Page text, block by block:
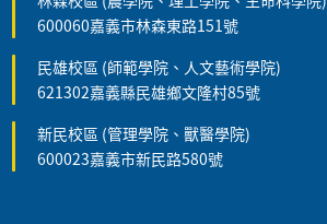
600060嘉義市林森東路151號
民雄校區 (師範學院、人文藝術學院)
621302嘉義縣民雄鄉文隆村85號
新民校區 (管理學院、獸醫學院)
600023嘉義市新民路580號